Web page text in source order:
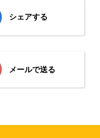
シェアする
メールで送る